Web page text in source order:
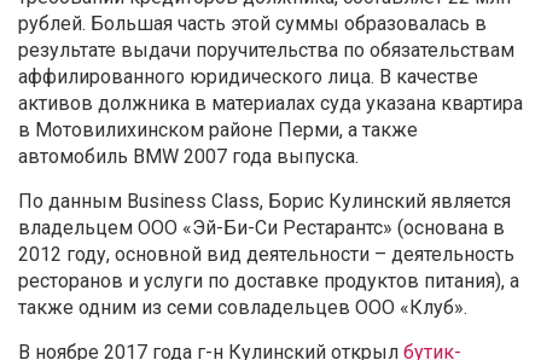
рублей. Большая часть этой суммы образовалась в
результате выдачи поручительства по обязательствам
аффилированного юридического лица. В качестве
активов должника в материалах суда указана квартира
в Мотовилихинском районе Перми, а также
автомобиль BMW 2007 года выпуска.
По данным Business Class, Борис Кулинский является
владельцем ООО «Эй-Би-Си Рестарантс» (основана в
2012 году, основной вид деятельности – деятельность
ресторанов и услуги по доставке продуктов питания), а
также одним из семи совладельцев ООО «Клуб».
В ноябре 2017 года г-н Кулинский открыл бутик-